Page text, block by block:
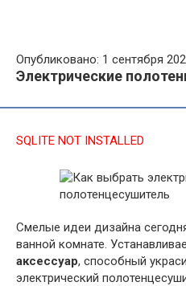
Опубликовано: 1 сентября
Электрические
SQLITE NOT INSTALLED
Смелые идеи дизайна
ванной комнате.
аксессуар, способный
электрический